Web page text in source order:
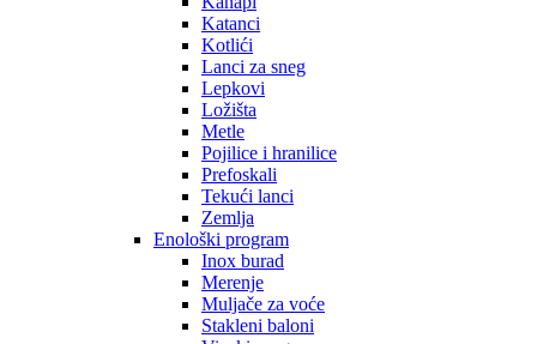
Katanci
Kotlići
Lanci za sneg
Lepkovi
Ložišta
Metle
Pojilice i hranilice
Prefoskali
Tekući lanci
Zemlja
Enološki program
Inox burad
Merenje
Muljače za voće
Stakleni baloni